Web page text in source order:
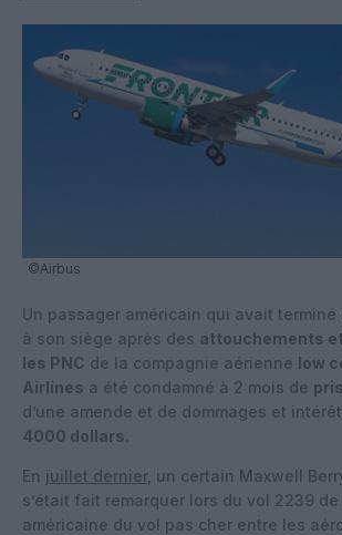
©Airbus
Un passager américain qui avait
à son siège après des attouchements
les PNC de la compagnie aérienne low
Airlines a été condamné à 2 mois de
d’une amende et de dommages et
4000 dollars.
En juillet dernier, un certain Maxwell
s’était fait remarquer lors du vol 2239
américaine du vol pas cher entre les